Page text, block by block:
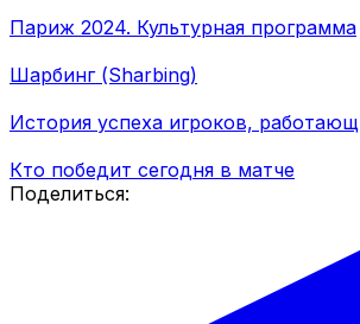
Париж 2024. Культурная программа
Шарбинг (Sharbing)
История успеха игроков,
Кто победит сегодня в матче
Поделиться: